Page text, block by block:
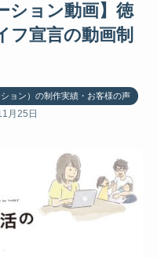
ション動画】徳
フ宣言の動画制
ョン）の制作実績・お客様の声
月25日